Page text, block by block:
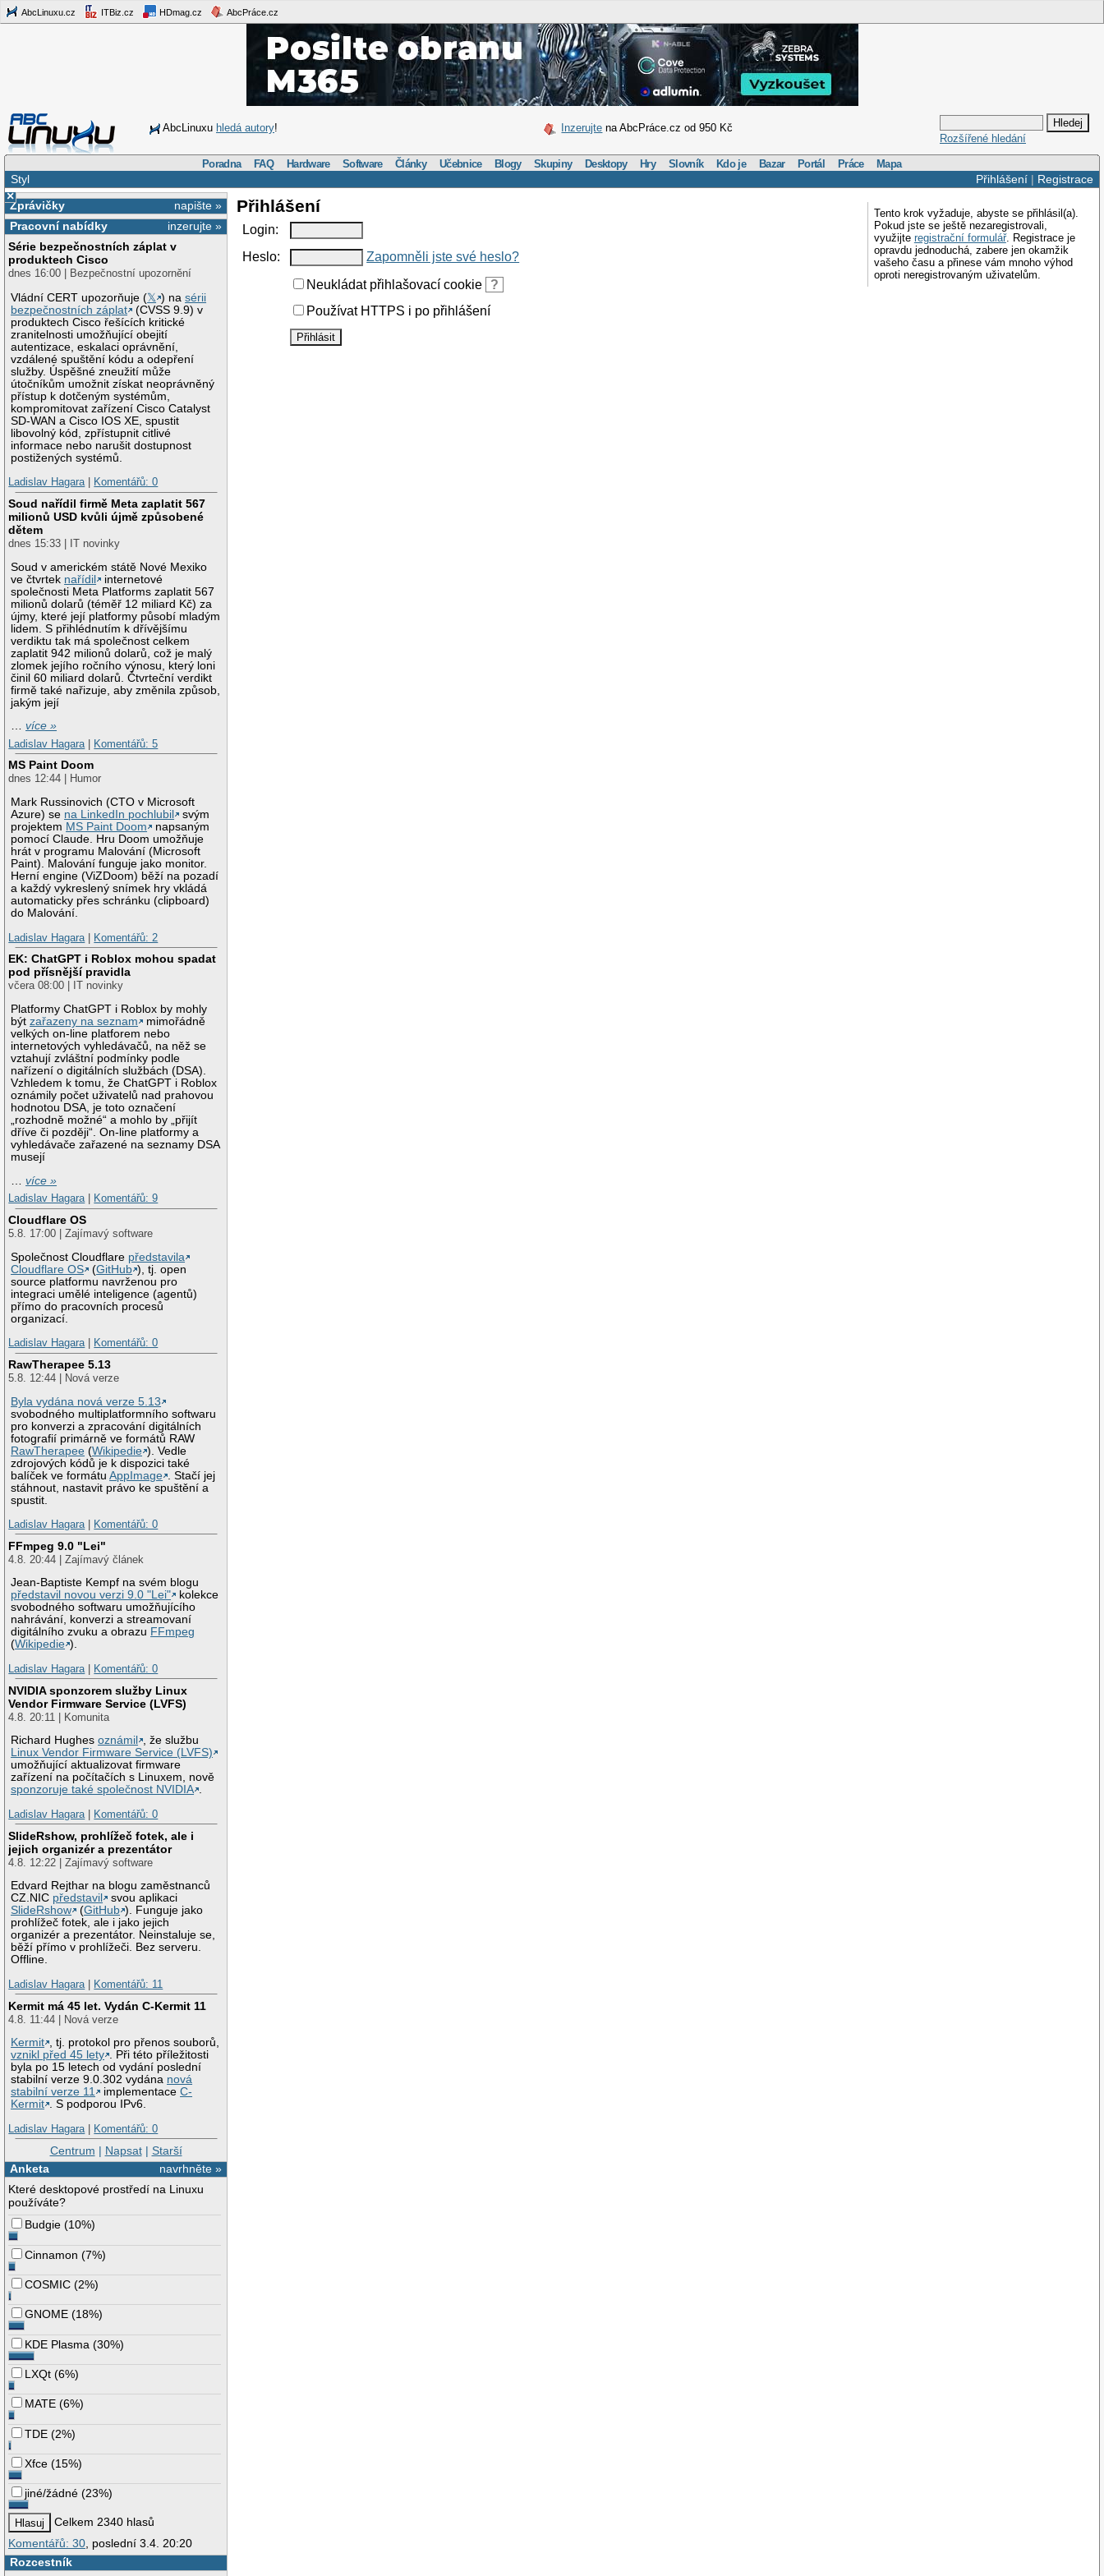
AbcLinuxu.cz ITBiz.cz HDmag.cz AbcPráce.cz
AbcLinuxu hledá autory! Inzerujte na AbcPráce.cz od 950 Kč
Rozšířené hledání
Poradna FAQ Hardware Software Články Učebnice Blogy Skupiny Desktopy Hry Slovník Kdo je Bazar Portál Práce Mapa
Přihlášení| Registrace
Styl
×
napište »
Zprávičky
inzerujte »
Pracovní nabídky
Série bezpečnostních záplat v
produktech Cisco
dnes 16:00 | Bezpečnostní upozornění
Vládní CERT upozorňuje (𝕏 ) nasérii
bezpečnostních záplat
(CVSS 9.9) v
produktech Cisco řešících kritické
zranitelnosti umožňující obejití
autentizace, eskalaci oprávnění,
vzdálené spuštění kódu a odepření
služby. Úspěšné zneužití může
útočníkům umožnit získat neoprávněný
přístup k dotčeným systémům,
kompromitovat zařízení Cisco Catalyst
SD-WAN a Cisco IOS XE, spustit
libovolný kód, zpřístupnit citlivé
informace nebo narušit dostupnost
postižených systémů.
Ladislav Hagara| Komentářů: 0
Soud nařídil firmě Meta zaplatit 567
milionů USD kvůli újmě způsobené
dětem
dnes 15:33 | IT novinky
Soud v americkém státě Nové Mexiko
ve čtvrtek nařídil
internetové
společnosti Meta Platforms zaplatit 567
milionů dolarů (téměř 12 miliard Kč) za
újmy, které její platformy působí mladým
lidem. S přihlédnutím k dřívějšímu
verdiktu tak má společnost celkem
zaplatit 942 milionů dolarů, což je malý
zlomek jejího ročního výnosu, který loni
činil 60 miliard dolarů. Čtvrteční verdikt
firmě také nařizuje, aby změnila způsob,
jakým její
…více »
Ladislav Hagara
Komentářů: 5
MS Paint Doom
dnes 12:44 | Humor
Mark Russinovich (CTO v Microsoft
Azure) se na LinkedIn pochlubil
svým
projektem MS Paint Doom
napsaným
pomocí Claude. Hru Doom umožňuje
hrát v programu Malování (Microsoft
Paint). Malování funguje jako monitor.
Herní engine (ViZDoom) běží na pozadí
a každý vykreslený snímek hry vkládá
automaticky přes schránku (clipboard)
do Malování.
Ladislav Hagara
Komentářů: 2
EK: ChatGPT i Roblox mohou spadat
pod přísnější pravidla
včera 08:00 | IT novinky
Platformy ChatGPT i Roblox by mohly
býtzařazeny na seznam
mimořádně
velkých on-line platforem nebo
internetových vyhledávačů, na něž se
vztahují zvláštní podmínky podle
nařízení o digitálních službách (DSA).
Vzhledem k tomu, že ChatGPT i Roblox
oznámily počet uživatelů nad prahovou
hodnotou DSA, je toto označení
„rozhodně možné“ a mohlo by „přijít
dříve či později“. On-line platformy a
vyhledávače zařazené na seznamy DSA
musejí
…více »
Ladislav Hagara| Komentářů: 9
Cloudflare OS
5.8. 17:00 | Zajímavý software
Společnost Cloudflare představila
Cloudflare OS
(GitHub ), tj. open
source platformu navrženou pro
integraci umělé inteligence (agentů)
přímo do pracovních procesů
organizací.
Ladislav Hagara| Komentářů: 0
RawTherapee 5.13
5.8. 12:44 | Nová verze
Byla vydána nová verze 5.13
svobodného multiplatformního softwaru
pro konverzi a zpracování digitálních
fotografií primárně ve formátů RAW
RawTherapee (Wikipedie ). Vedle
zdrojových kódů je k dispozici také
balíček ve formátuAppImage
. Stačí jej
stáhnout, nastavit právo ke spuštění a
spustit.
Ladislav Hagara| Komentářů: 0
FFmpeg 9.0 "Lei"
4.8. 20:44 | Zajímavý článek
Jean-Baptiste Kempf na svém blogu
představil novou verzi 9.0 "Lei"
kolekce
svobodného softwaru umožňujícího
nahrávání, konverzi a streamovaní
digitálního zvuku a obrazu FFmpeg
(Wikipedie ).
Ladislav Hagara| Komentářů: 0
NVIDIA sponzorem služby Linux
Vendor Firmware Service (LVFS)
4.8. 20:11 | Komunita
Richard Hughesoznámil
, že službu
Linux Vendor Firmware Service (LVFS)
umožňující aktualizovat firmware
zařízení na počítačích s Linuxem, nově
sponzoruje také společnost NVIDIA .
Ladislav Hagara| Komentářů: 0
SlideRshow, prohlížeč fotek, ale i
jejich organizér a prezentátor
4.8. 12:22 | Zajímavý software
Edvard Rejthar na blogu zaměstnanců
CZ.NIC představil
svou aplikaci
SlideRshow
(GitHub ). Funguje jako
prohlížeč fotek, ale i jako jejich
organizér a prezentátor. Neinstaluje se,
běží přímo v prohlížeči. Bez serveru.
Offline.
Ladislav Hagara| Komentářů: 11
Kermit má 45 let. Vydán C-Kermit 11
4.8. 11:44 | Nová verze
Kermit , tj. protokol pro přenos souborů,
vznikl před 45 lety . Při této příležitosti
byla po 15 letech od vydání poslední
stabilní verze 9.0.302 vydána nová
stabilní verze 11
implementaceC-
Kermit . S podporou IPv6.
Ladislav Hagara| Komentářů: 0
Centrum | Napsat| Starší
navrhněte »
Anketa
Které desktopové prostředí na Linuxu
používáte?
Budgie (10%)
Cinnamon (7%)
COSMIC (2%)
GNOME (18%)
KDE Plasma (30%)
LXQt (6%)
MATE (6%)
TDE (2%)
Xfce (15%)
jiné/žádné (23%)
Celkem 2340 hlasů
Komentářů: 30 , poslední 3.4. 20:20
Rozcestník
Tento krok vyžaduje, abyste se přihlásil(a).
Pokud jste se ještě nezaregistrovali,
využijte registrační formulář. Registrace je
opravdu jednoduchá, zabere jen okamžik
vašeho času a přinese vám mnoho výhod
oproti neregistrovaným uživatelům.
Přihlášení
Login:
Heslo:
Zapomněli jste své heslo?
Neukládat přihlašovací cookie
?
Používat HTTPS i po přihlášení